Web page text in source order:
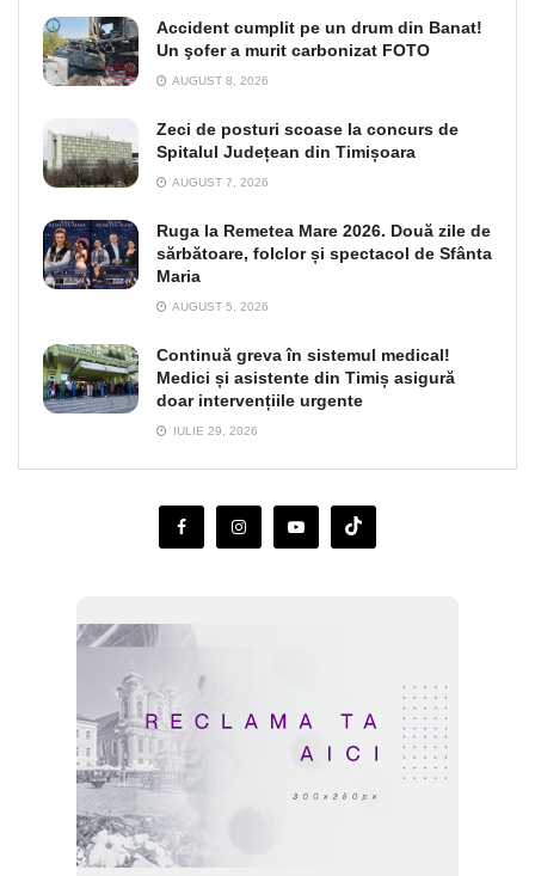
Accident cumplit pe un drum din Banat!
Un şofer a murit carbonizat FOTO
AUGUST 8, 2026
Zeci de posturi scoase la concurs de
Spitalul Județean din Timișoara
AUGUST 7, 2026
Ruga la Remetea Mare 2026. Două zile de
sărbătoare, folclor și spectacol de Sfânta
Maria
AUGUST 5, 2026
Continuă greva în sistemul medical!
Medici și asistente din Timiș asigură
doar intervențiile urgente
IULIE 29, 2026